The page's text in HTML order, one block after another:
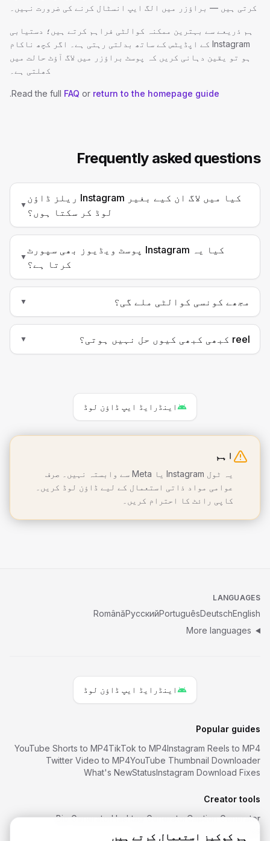
کرتی ہیں — براؤزر میں الگ ایپ انسٹال کرنے کی ضرورت نہیں۔
ہم ذریعے سے بہترین ممکنہ کوالٹی فراہم کرتے ہیں؛ دستیابی
Instagram کے اپڈیٹس کے ساتھ بدلتی رہتی ہے۔ اگر کچھ ناکام
ہو تو یقین دہانی کریں کہ پوسٹ براؤزر میں لاگ آؤٹ حالت میں
کھلتی ہے۔
Read the full FAQ or return to the homepage guide
.
Frequently asked questions
کیا میں لاگ ان کیے بغیر Instagram ریلز ڈاؤن
لوڈ کر سکتا ہوں؟
▼
کیا یہ Instagram پوسٹ ویڈیوز بھی سپورٹ
کرتا ہے؟
▼
مجھے کونسی کوالٹی ملے گی؟ ▼
reel کبھی کبھی کیوں حل نہیں ہوتی؟ ▼
اینڈرایڈ ایپ ڈاؤن لوڈ
اہم
یہ ٹول Instagram یا Meta سے وابستہ نہیں۔ صرف
عوامی مواد ذاتی استعمال کے لیے ڈاؤن لوڈ کریں۔
کاپی رائٹ کا احترام کریں۔
LANGUAGES
English
Deutsch
Português
Русский
Română
More languages
اینڈرایڈ ایپ ڈاؤن لوڈ
Popular guides
Instagram Reels to MP4
TikTok to MP4
YouTube Shorts to MP4
YouTube Thumbnail Downloader
Twitter Video to MP4
Instagram Download Fixes
Status
What's New
Creator tools
Caption Generator
Hashtag Generator
Bio Generator
ہم کوکیز استعمال کرتے ہیں